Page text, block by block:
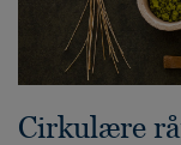
Cirkulære